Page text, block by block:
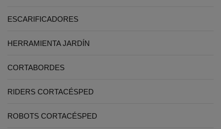
ESCARIFICADORES
HERRAMIENTA JARDÍN
CORTABORDES
RIDERS CORTACÉSPED
ROBOTS CORTACÉSPED